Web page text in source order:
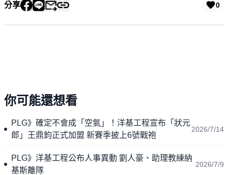
分享 0
你可能還想看
PLG》確定不會成「空氣」！洋基工程宣布「狀元
郎」王鼎鈞正式加盟 新賽季披上6號戰袍
2026/7/14
PLG》洋基工程公布人事異動 劉人豪、助理教練納
基斯離隊
2026/7/9